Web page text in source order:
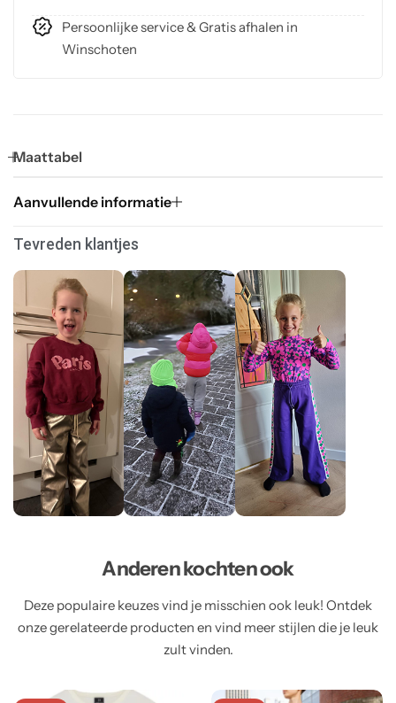
Persoonlijke service & Gratis afhalen in
Winschoten
Maattabel
Aanvullende informatie
Tevreden klantjes
Anderen kochten ook
Deze populaire keuzes vind je misschien ook leuk! Ontdek
onze gerelateerde producten en vind meer stijlen die je leuk
zult vinden.